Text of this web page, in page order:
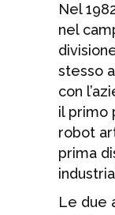
Nel
nel
stesso
con
il primo
robot
prima
Le due